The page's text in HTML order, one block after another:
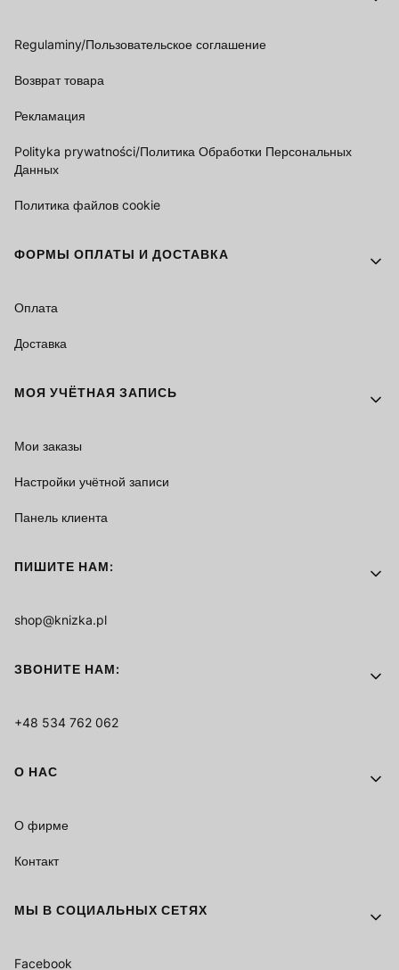
Regulaminy/Пользовательское соглашение
Возврат товара
Рекламация
Polityka prywatności/Политика Обработки Персональных
Данных
Политика файлов cookie
ФОРМЫ ОПЛАТЫ И ДОСТАВКА
Оплата
Доставка
МОЯ УЧЁТНАЯ ЗАПИСЬ
Мои заказы
Настройки учётной записи
Панель клиента
ПИШИТЕ НАМ:
shop@knizka.pl
ЗВОНИТЕ НАМ:
+48 534 762 062
О НАС
О фирме
Контакт
МЫ В СОЦИАЛЬНЫХ СЕТЯХ
Facebook